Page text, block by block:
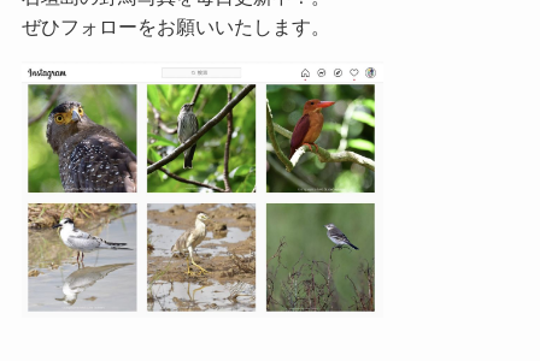
ぜひフォローをお願いいたします。